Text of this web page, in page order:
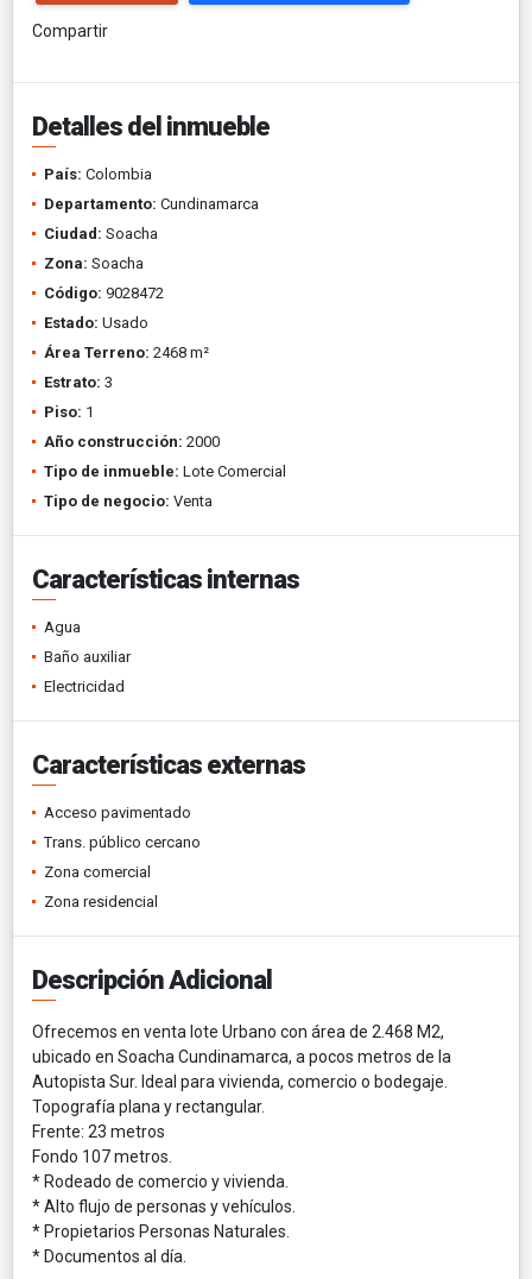
Compartir
Detalles del inmueble
País: Colombia
Departamento: Cundinamarca
Ciudad: Soacha
Zona: Soacha
Código: 9028472
Estado: Usado
Área Terreno: 2468 m²
Estrato: 3
Piso: 1
Año construcción: 2000
Tipo de inmueble: Lote Comercial
Tipo de negocio: Venta
Características internas
Agua
Baño auxiliar
Electricidad
Características externas
Acceso pavimentado
Trans. público cercano
Zona comercial
Zona residencial
Descripción Adicional
Ofrecemos en venta lote Urbano con área de 2.468 M2,
ubicado en Soacha Cundinamarca, a pocos metros de la
Autopista Sur. Ideal para vivienda, comercio o bodegaje.
Topografía plana y rectangular.
Frente: 23 metros
Fondo 107 metros.
* Rodeado de comercio y vivienda.
* Alto flujo de personas y vehículos.
* Propietarios Personas Naturales.
* Documentos al día.